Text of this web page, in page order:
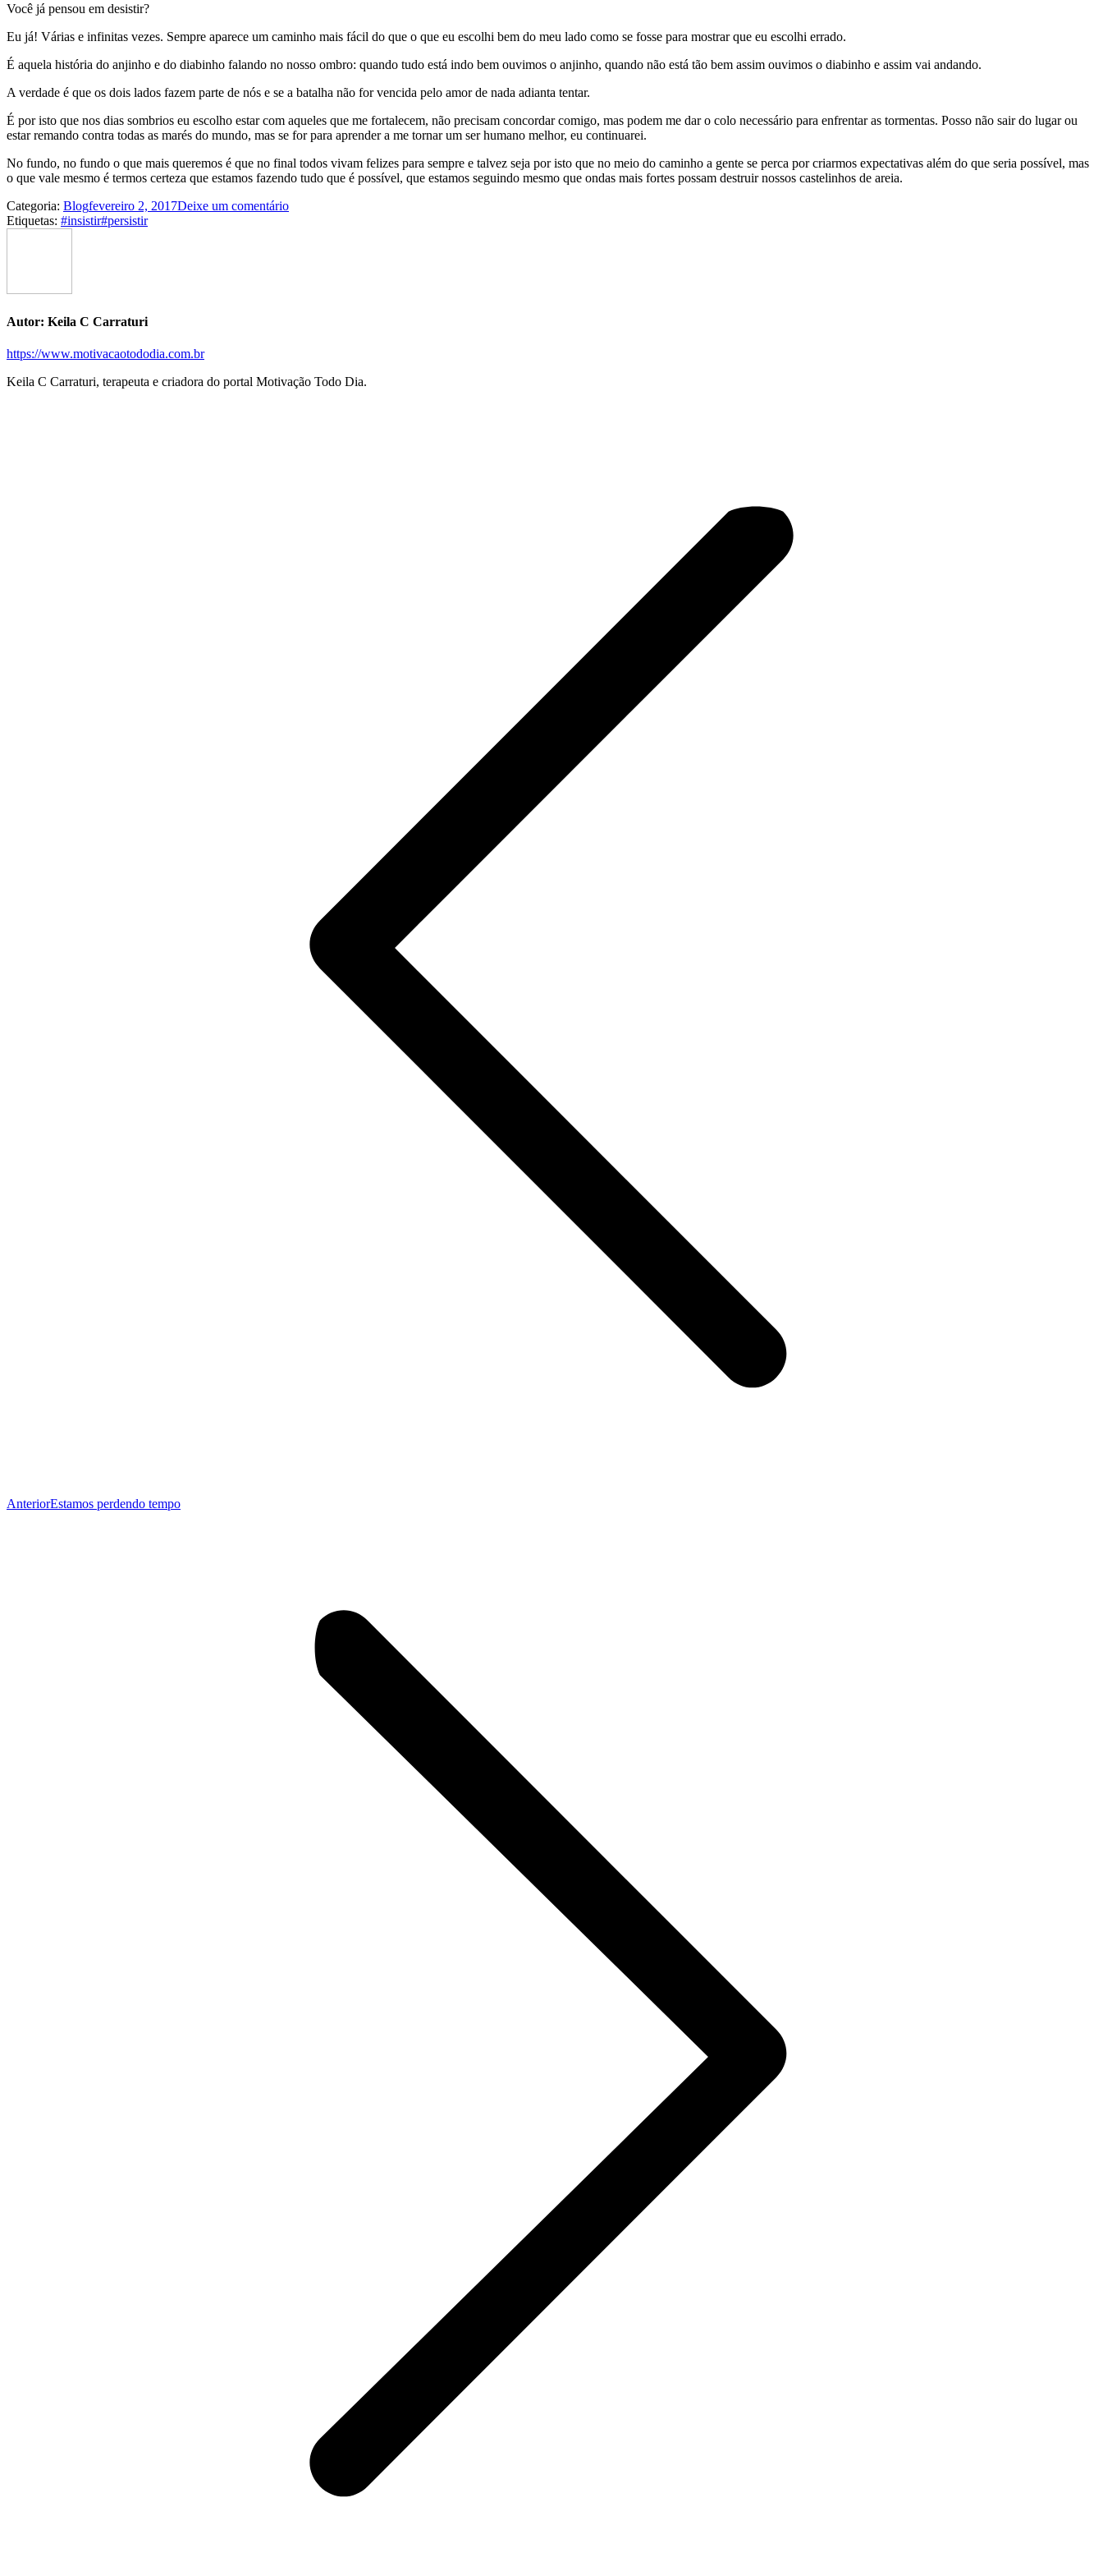
Você já pensou em desistir?
Eu já! Várias e infinitas vezes. Sempre aparece um caminho mais fácil do que o que eu escolhi bem do meu lado como se fosse para mostrar que eu escolhi errado.
É aquela história do anjinho e do diabinho falando no nosso ombro: quando tudo está indo bem ouvimos o anjinho, quando não está tão bem assim ouvimos o diabinho e assim vai andando.
A verdade é que os dois lados fazem parte de nós e se a batalha não for vencida pelo amor de nada adianta tentar.
É por isto que nos dias sombrios eu escolho estar com aqueles que me fortalecem, não precisam concordar comigo, mas podem me dar o colo necessário para enfrentar as tormentas. Posso não sair do lugar ou
estar remando contra todas as marés do mundo, mas se for para aprender a me tornar um ser humano melhor, eu continuarei.
No fundo, no fundo o que mais queremos é que no final todos vivam felizes para sempre e talvez seja por isto que no meio do caminho a gente se perca por criarmos expectativas além do que seria possível, mas
o que vale mesmo é termos certeza que estamos fazendo tudo que é possível, que estamos seguindo mesmo que ondas mais fortes possam destruir nossos castelinhos de areia.
Categoria: Blogfevereiro 2, 2017Deixe um comentário
Etiquetas: #insistir#persistir
Autor: Keila C Carraturi
https://www.motivacaotododia.com.br
Keila C Carraturi, terapeuta e criadora do portal Motivação Todo Dia.
AnteriorPublicação
Estamos perdendo tempo